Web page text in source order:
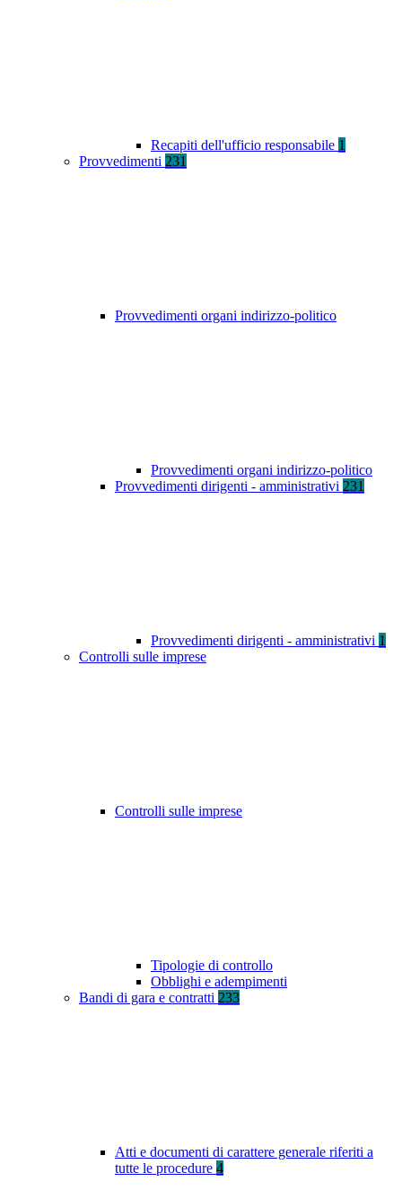
Recapiti dell'ufficio responsabile 1
Provvedimenti 231
Provvedimenti organi indirizzo-politico
Provvedimenti organi indirizzo-politico
Provvedimenti dirigenti - amministrativi 231
Provvedimenti dirigenti - amministrativi 1
Controlli sulle imprese
Controlli sulle imprese
Tipologie di controllo
Obblighi e adempimenti
Bandi di gara e contratti 233
Atti e documenti di carattere generale riferiti a
tutte le procedure 4